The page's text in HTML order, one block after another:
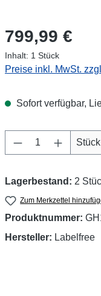
Regulärer Preis:
799,99 €
Inhalt: 1 Stück
Preise inkl. MwSt.
Sofort verfügbar,
Produkt Stück
Lagerbestand: 2
Zum Merkzettel
Produktnummer:
Hersteller: Labelfree